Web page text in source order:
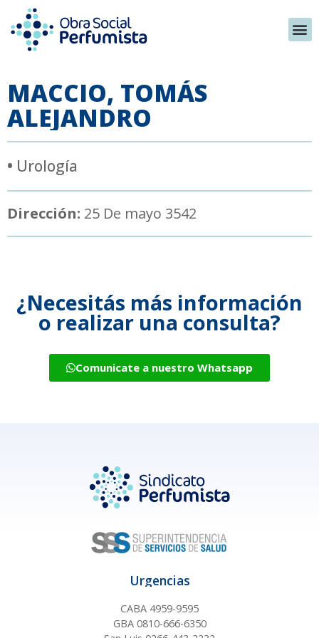
MACCIO, TOMÁS
ALEJANDRO
• Urología
Dirección: 25 De mayo 3542
¿Necesitás más información
o realizar una consulta?
Comunicate a nuestro Whatsapp
Urgencias
CABA 4959-9595
GBA 0810-666-6350